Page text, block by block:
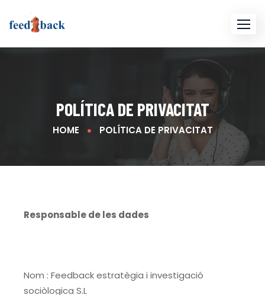
POLÍTICA DE PRIVACITAT
HOME POLÍTICA DE PRIVACITAT
Responsable de les dades
Nom : Feedback estratègia i investigació
sociòlogica S.L